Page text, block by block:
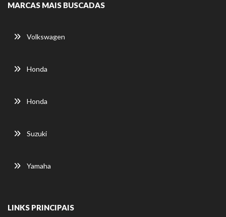
MARCAS MAIS BUSCADAS
Volkswagen
Honda
Honda
Suzuki
Yamaha
LINKS PRINCIPAIS